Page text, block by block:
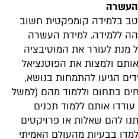
בלמידה קומפקטית חשוב
ללמידה. למידת העשרה
מנת לעורר את המוטיבציה
ולמצות את הפוטנציאל
הגיעו להתמחות בנושא,
בתחום וללמוד מהם (למשל
עודדו אותם ללמוד תכנים
להם שאלות או פרויקטים
בבעיות מהעולם האמיתי